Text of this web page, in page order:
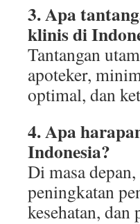
3. Apa
klinis di
Tantangan
apoteker,
optimal, dan
4. Apa
Indonesia?
Di masa
peningkatan
kesehatan,